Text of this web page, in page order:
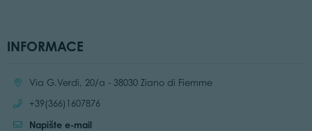
INFORMACE
Location:Via G.Verdi, 20/a - 38030 Ziano di Fiemme
Call:
+39(366)1607876
Napište e-mail